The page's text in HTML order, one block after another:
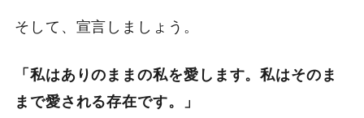
そして、宣言しましょう。
「私はありのままの私を愛します。私はそのま
まで愛される存在です。」